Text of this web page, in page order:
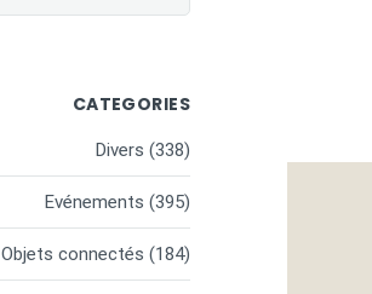
CATEGORIES
Divers (338)
Evénements (395)
Objets connectés (184)